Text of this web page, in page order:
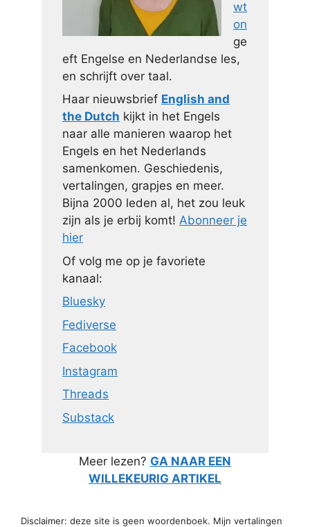
wt
on
ge
eft Engelse en Nederlandse les,
en schrijft over taal.
Haar nieuwsbrief English and
the Dutch kijkt in het Engels
naar alle manieren waarop het
Engels en het Nederlands
samenkomen. Geschiedenis,
vertalingen, grapjes en meer.
Bijna 2000 leden al, het zou leuk
zijn als je erbij komt! Abonneer je
hier
Of volg me op je favoriete
kanaal:
Bluesky
Fediverse
Facebook
Instagram
Threads
Substack
Meer lezen? GA NAAR EEN
WILLEKEURIG ARTIKEL
Disclaimer: deze site is geen woordenboek. Mijn vertalingen